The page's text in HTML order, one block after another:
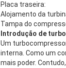
Placa traseira:
Alojamento da
Tampa do
Introdução de
Um
interna. Como um
mais poder.